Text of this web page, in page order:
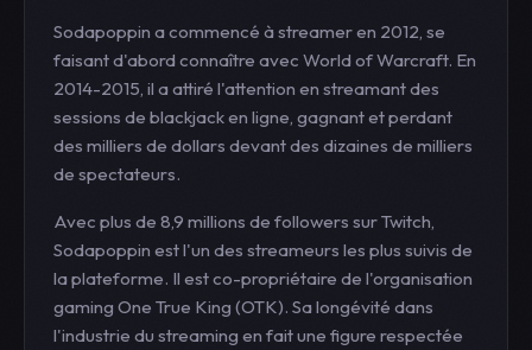
Sodapoppin a commencé à streamer en 2012, se
faisant d'abord connaître avec World of Warcraft. En
2014-2015, il a attiré l'attention en streamant des
sessions de blackjack en ligne, gagnant et perdant
des milliers de dollars devant des dizaines de milliers
de spectateurs.
Avec plus de 8,9 millions de followers sur Twitch,
Sodapoppin est l'un des streameurs les plus suivis de
la plateforme. Il est co-propriétaire de l'organisation
gaming One True King (OTK). Sa longévité dans
l'industrie du streaming en fait une figure respectée